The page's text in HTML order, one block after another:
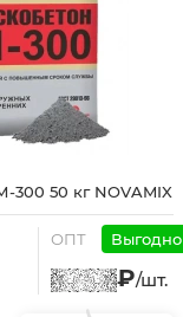
300 50 кг NOVAMIX
ОПТ Выгодно
₽/шт.